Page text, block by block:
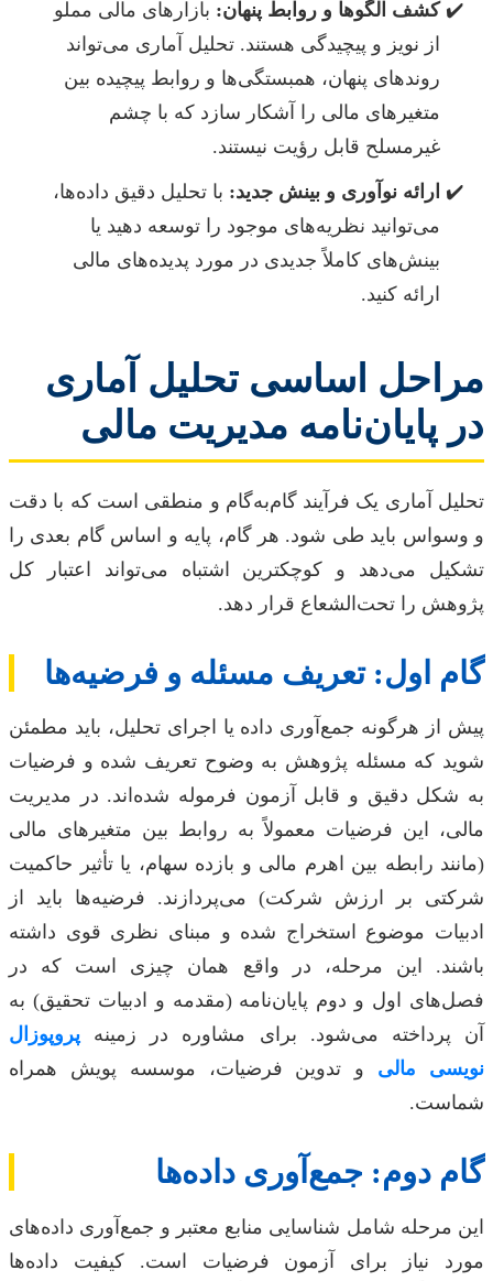
کشف الگوها و روابط پنهان: بازارهای مالی مملو
از نویز و پیچیدگی هستند. تحلیل آماری می‌تواند
روندهای پنهان، همبستگی‌ها و روابط پیچیده بین
متغیرهای مالی را آشکار سازد که با چشم
غیرمسلح قابل رؤیت نیستند.
ارائه نوآوری و بینش جدید: با تحلیل دقیق داده‌ها،
می‌توانید نظریه‌های موجود را توسعه دهید یا
بینش‌های کاملاً جدیدی در مورد پدیده‌های مالی
ارائه کنید.
مراحل اساسی تحلیل آماری
در پایان‌نامه مدیریت مالی
تحلیل آماری یک فرآیند گام‌به‌گام و منطقی است که با دقت
و وسواس باید طی شود. هر گام، پایه و اساس گام بعدی را
تشکیل می‌دهد و کوچکترین اشتباه می‌تواند اعتبار کل
پژوهش را تحت‌الشعاع قرار دهد.
گام اول: تعریف مسئله و فرضیه‌ها
پیش از هرگونه جمع‌آوری داده یا اجرای تحلیل، باید مطمئن
شوید که مسئله پژوهش به وضوح تعریف شده و فرضیات
به شکل دقیق و قابل آزمون فرموله شده‌اند. در مدیریت
مالی، این فرضیات معمولاً به روابط بین متغیرهای مالی
(مانند رابطه بین اهرم مالی و بازده سهام، یا تأثیر حاکمیت
شرکتی بر ارزش شرکت) می‌پردازند. فرضیه‌ها باید از
ادبیات موضوع استخراج شده و مبنای نظری قوی داشته
باشند. این مرحله، در واقع همان چیزی است که در
فصل‌های اول و دوم پایان‌نامه (مقدمه و ادبیات تحقیق) به
آن پرداخته می‌شود. برای مشاوره در زمینه پروپوزال
نویسی مالی و تدوین فرضیات، موسسه پویش همراه
شماست.
گام دوم: جمع‌آوری داده‌ها
این مرحله شامل شناسایی منابع معتبر و جمع‌آوری داده‌های
مورد نیاز برای آزمون فرضیات است. کیفیت داده‌ها